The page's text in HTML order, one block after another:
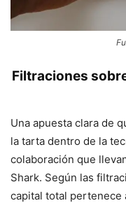
Filtraciones
Una apuesta clara de
la tarta dentro de la
colaboración que
Shark. Según las
capital total pertenece